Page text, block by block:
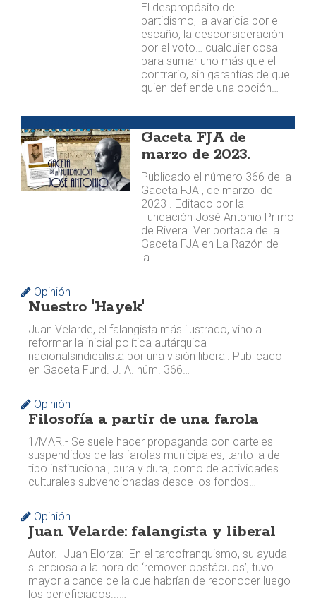
El despropósito del
partidismo, la avaricia por el
escaño, la desconsideración
por el voto… cualquier cosa
para sumar uno más que el
contrario, sin garantías de que
quien defiende una opción…
Gaceta FJA de
marzo de 2023.
Publicado el número 366 de la
Gaceta FJA , de marzo de
2023 . Editado por la
Fundación José Antonio Primo
de Rivera. Ver portada de la
Gaceta FJA en La Razón de
la…
Opinión
Nuestro 'Hayek'
Juan Velarde, el falangista más ilustrado, vino a
reformar la inicial política autárquica
nacionalsindicalista por una visión liberal. ​ Publicado
en Gaceta Fund. J. A. núm. 366…
Opinión
Filosofía a partir de una farola
1/MAR.- Se suele hacer propaganda con carteles
suspendidos de las farolas municipales, tanto la de
tipo institucional, pura y dura, como de actividades
culturales subvencionadas desde los fondos…
Opinión
Juan Velarde: falangista y liberal
Autor.- Juan Elorza: En el tardofranquismo, su ayuda
silenciosa a la hora de ‘remover obstáculos’, tuvo
mayor alcance de la que habrían de reconocer luego
los beneficiados...…